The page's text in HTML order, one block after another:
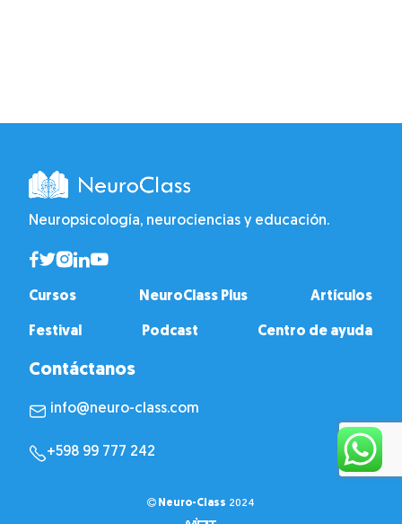
Neuropsicología, neurociencias y educación.
Cursos NeuroClass Plus Artículos
Festival Podcast Centro de ayuda
Contáctanos
info@neuro-class.com
+598 99 777 242
Neuro-Class 2024